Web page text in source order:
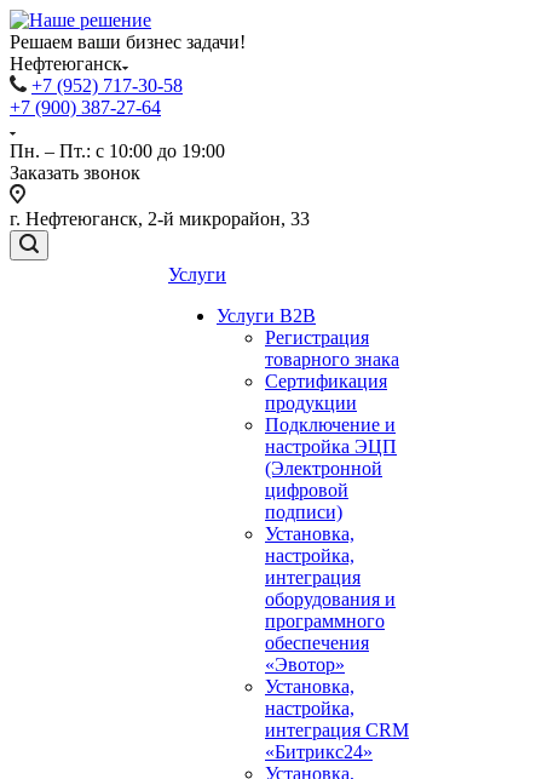
Решаем ваши бизнес задачи!
Нефтеюганск
+7 (952) 717-30-58
+7 (900) 387-27-64
Пн. – Пт.: с 10:00 до 19:00
Заказать звонок
г. Нефтеюганск, 2-й микрорайон, 33
Услуги
Услуги B2B
Регистрация
товарного знака
Сертификация
продукции
Подключение и
настройка ЭЦП
(Электронной
цифровой
подписи)
Установка,
настройка,
интеграция
оборудования и
программного
обеспечения
«Эвотор»
Установка,
настройка,
интеграция CRM
«Битрикс24»
Установка,